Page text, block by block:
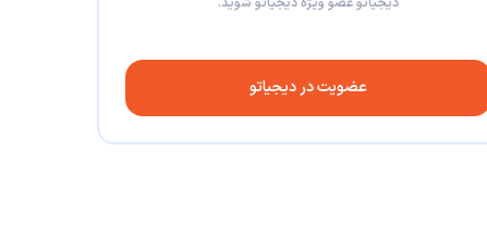
عضویت در دیجیاتو